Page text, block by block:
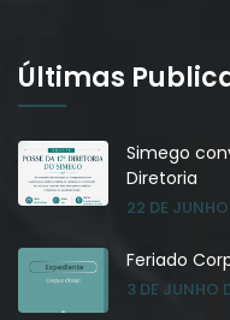
Últimas
Simego
Diretoria
22 DE
Feriado
3 DE JUNHO